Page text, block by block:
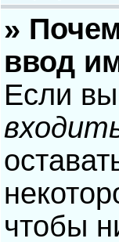
»
ввод
Если
чтобы